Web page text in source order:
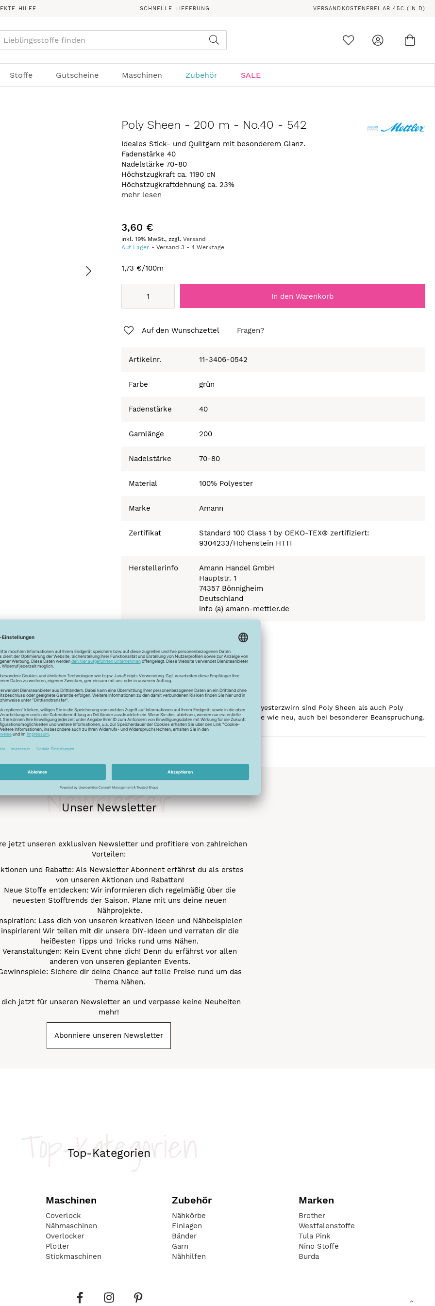
HILFE SCHNELLE LIEFERUNG VERSANDKOSTENFREI AB 45€ (IN D)
Stoffe Gutscheine Maschinen Zubehör SALE
Poly Sheen - 200 m - No.40 - 542
Ideales Stick- und Quiltgarn mit besonderem Glanz.
Fadenstärke 40
Nadelstärke 70-80
Höchstzugkraft ca. 1190 cN
Höchstzugkraftdehnung ca. 23%
mehr lesen
3,60 €
inkl. 19% MwSt., zzgl.Versand
Auf Lager
Versand3 -4 Werktage
1,73 €/100m
In den Warenkorb
Auf den Wunschzettel Fragen?
Artikelnr. 11-3406-0542
Farbe grün
Fadenstärke 40
Garnlänge 200
Nadelstärke 70-80
Material 100% Polyester
Marke Amann
Zertifikat
Standard 100 Class 1 by OEKO-TEX® zertifiziert:
9304233/Hohenstein HTTI
Herstellerinfo
Amann Handel GmbH
Hauptstr. 1
74357 Bönnigheim
Deutschland
info (a) amann-mettler.de
Lichtreflektion und glänzen deshalb besonders. Durch den trilobalen Polyesterzwirn sind Poly Sheen als auch Poly
und Vernähbarkeit. Darüber hinaus bleibt der tolle Glanz über Jahre wie neu, auch bei besonderer Beanspruchung.
Unser Newsletter
Newsletter
jetzt unseren exklusiven Newsletter und profitiere von zahlreichen
Vorteilen:
und Rabatte: Als Newsletter Abonnent erfährst du als erstes
von unseren Aktionen und Rabatten!
Neue Stoffe entdecken: Wir informieren dich regelmäßig über die
neuesten Stofftrends der Saison. Plane mit uns deine neuen
Nähprojekte.
Lass dich von unseren kreativen Ideen und Nähbeispielen
inspirieren! Wir teilen mit dir unsere DIY-Ideen und verraten dir die
heißesten Tipps und Tricks rund ums Nähen.
Veranstaltungen: Kein Event ohne dich! Denn du erfährst vor allen
anderen von unseren geplanten Events.
Sichere dir deine Chance auf tolle Preise rund um das
Thema Nähen.
dich jetzt für unseren Newsletter an und verpasse keine Neuheiten
mehr!
Abonniere unseren Newsletter
Top-Kategorien
Top-Kategorien
Maschinen
Coverlock
Nähmaschinen
Overlocker
Plotter
Stickmaschinen
Zubehör
Nähkörbe
Einlagen
Bänder
Garn
Nähhilfen
Marken
Brother
Westfalenstoffe
Tula Pink
Nino Stoffe
Burda